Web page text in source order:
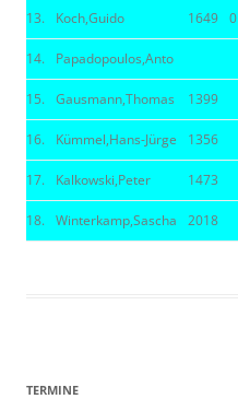
13. Koch,Guido 1649 0
14. Papadopoulos,Anto
15. Gausmann,Thomas 1399
16. Kümmel,Hans-Jürge 1356
17. Kalkowski,Peter 1473
18. Winterkamp,Sascha 2018
TERMINE